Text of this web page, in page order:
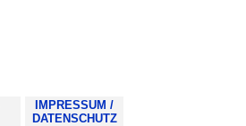
IMPRESSUM /
DATENSCHUTZ